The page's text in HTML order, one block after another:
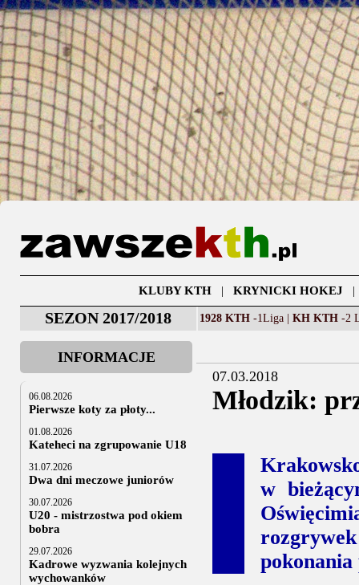
KLUBY KTH| KRYNICKI HOKEJ
SEZON 2017/2018 1928 KTH -1Liga | KH KTH -2
INFORMACJE
06.08.2026
Pierwsze koty za płoty...
01.08.2026
Kateheci na zgrupowanie U18
31.07.2026
Dwa dni meczowe juniorów
30.07.2026
U20 - mistrzostwa pod okiem
bobra
29.07.2026
Kadrowe wyzwania kolejnych
wychowanków
07.03.2018
Młodzik:
w